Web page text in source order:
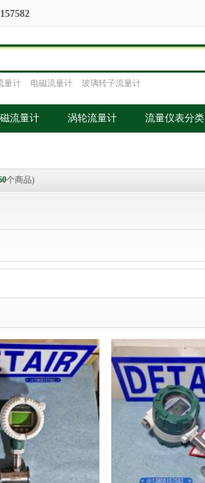
量计 电磁流量计 玻璃转子流量计
流量计 涡轮流量计 流量仪表分类
个商品)